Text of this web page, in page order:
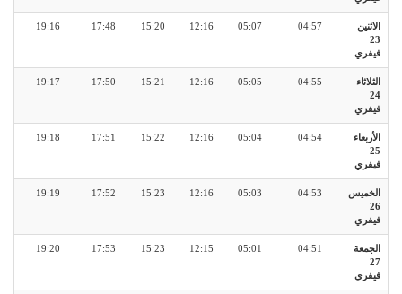
الاثنين
23
فيفري
04:57
05:07
12:16
15:20
17:48
19:16
الثلاثاء
24
فيفري
04:55
05:05
12:16
15:21
17:50
19:17
الأربعاء
25
فيفري
04:54
05:04
12:16
15:22
17:51
19:18
الخميس
26
فيفري
04:53
05:03
12:16
15:23
17:52
19:19
الجمعة
27
فيفري
04:51
05:01
12:15
15:23
17:53
19:20